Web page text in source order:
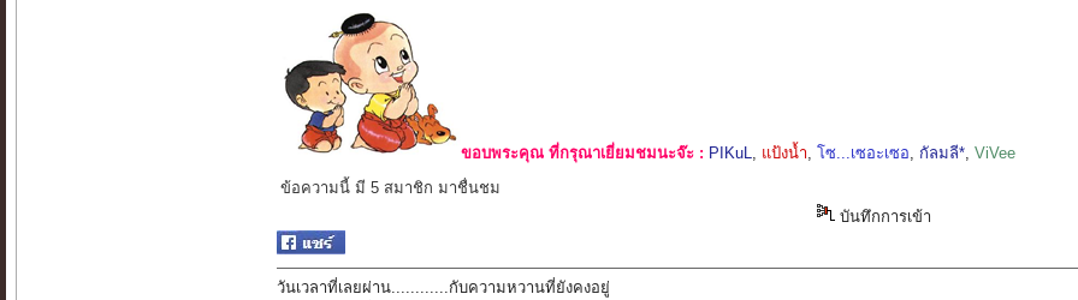
ขอบพระคุณ ที่กรุณาเยี่ยมชมนะจ๊ะ : PIKuL, แป้งน้ำ,โซ...เซอะเซอ, กัลมลี*,ViVee
ข้อความนี้ มี 5 สมาชิก มาชื่นชม
บันทึกการเข้า
วันเวลาที่เลยผ่าน............กับความหวานที่ยังคงอยู่